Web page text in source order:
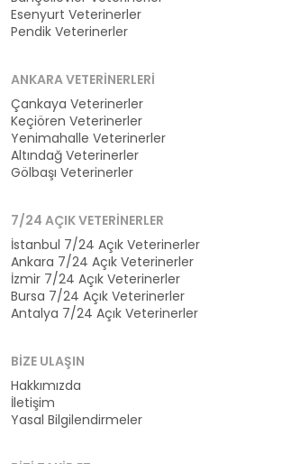
Esenyurt Veterinerler
Pendik Veterinerler
ANKARA VETERINERLERI
Çankaya Veterinerler
Keçiören Veterinerler
Yenimahalle Veterinerler
Altındağ Veterinerler
Gölbaşı Veterinerler
7/24 AÇIK VETERINERLER
İstanbul 7/24 Açık Veterinerler
Ankara 7/24 Açık Veterinerler
İzmir 7/24 Açık Veterinerler
Bursa 7/24 Açık Veterinerler
Antalya 7/24 Açık Veterinerler
BIZE ULAŞIN
Hakkımızda
İletişim
Yasal Bilgilendirmeler